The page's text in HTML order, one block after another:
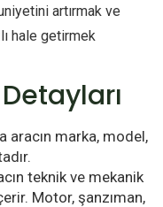
artırmak ve
hale getirmek
aracın marka, model,
teknik ve mekanik
Motor, şanzıman,